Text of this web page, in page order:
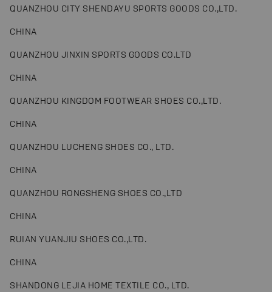
QUANZHOU CITY SHENDAYU SPORTS GOODS CO.,LTD.
CHINA
QUANZHOU JINXIN SPORTS GOODS CO.LTD
CHINA
QUANZHOU KINGDOM FOOTWEAR SHOES CO.,LTD.
CHINA
QUANZHOU LUCHENG SHOES CO., LTD.
CHINA
QUANZHOU RONGSHENG SHOES CO.,LTD
CHINA
RUIAN YUANJIU SHOES CO.,LTD.
CHINA
SHANDONG LEJIA HOME TEXTILE CO., LTD.